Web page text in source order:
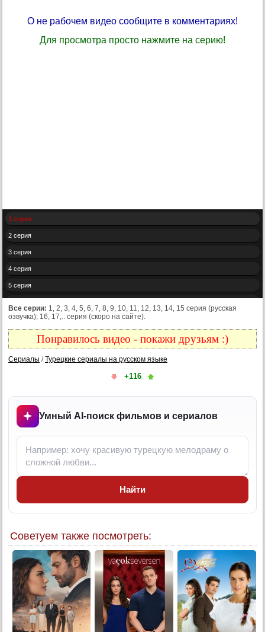
О не рабочем видео сообщите в комментариях!
Для просмотра просто нажмите на серию!
1 серия
2 серия
3 серия
4 серия
5 серия
7 серия
8 серия
9 серия
12 серия
13 серия
14 серия
15 серия
Все серии: 1, 2, 3, 4, 5, 6, 7, 8, 9, 10, 11, 12, 13, 14, 15 серия (русская
озвучка); 16, 17,.. серия (скоро на сайте).
Понравилось видео - покажи друзьям :)
Сериалы /Турецкие сериалы на русском языке
+116
Умный AI-поиск фильмов и сериалов
Найти
Советуем также посмотреть: